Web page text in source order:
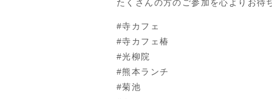
たくさんの方のご参加を心よりお待
#寺カフェ
#寺カフェ椿
#光柳院
#熊本ランチ
#菊池